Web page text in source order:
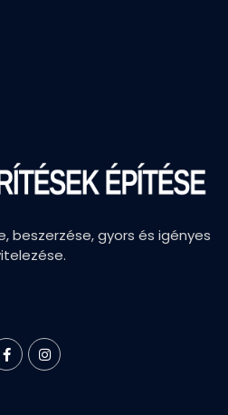
beszerzése, gyors és igényes